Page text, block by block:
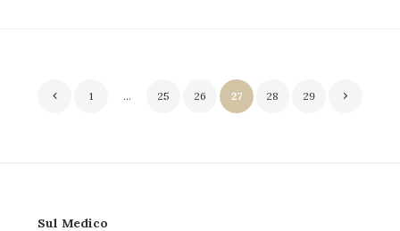
Navigazione
1 … 25 26 27 28 29
Sul Medico